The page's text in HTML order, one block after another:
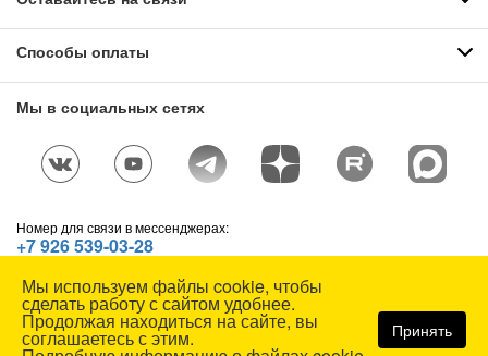
Способы оплаты
Мы в социальных сетях
Номер для связи в мессенджерах:
+7 926 539-03-28
© СОЮЗСПЕЦОДЕЖДА, 1991—2026. Все права защищены.
Использование материалов сайта без разрешения запрещено.
Карта сайта
Мы используем файлы cookie, чтобы
сделать работу с сайтом удобнее.
Продолжая находиться на сайте, вы
соглашаетесь с этим. Принять